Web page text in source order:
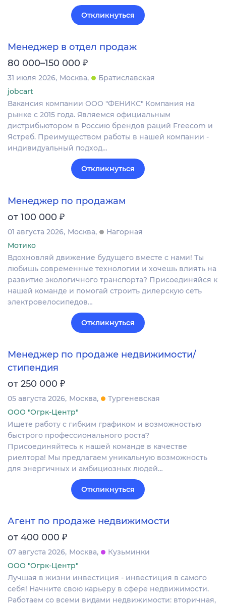
Откликнуться
Менеджер в отдел продаж
80 000–150 000 ₽
31 июля 2026 Москва
Братиславская
jobcart
Вакансия компании ООО "ФЕНИКС" Компания на
рынке с 2015 года. Являемся официальным
дистрибьютором в Россию брендов раций Freecom и
Ястреб. Преимуществом работы в нашей компании -
индивидуальный подход…
Откликнуться
Менеджер по продажам
от 100 000 ₽
01 августа 2026 Москва
Нагорная
Мотико
Вдохновляй движение будущего вместе с нами! Ты
любишь современные технологии и хочешь влиять на
развитие экологичного транспорта? Присоединяйся к
нашей команде и помогай строить дилерскую сеть
электровелосипедов…
Откликнуться
Менеджер по продаже недвижимости/
стипендия
от 250 000 ₽
05 августа 2026 Москва
Тургеневская
ООО "Огрк-Центр"
Ищете работу с гибким графиком и возможностью
быстрого профессионального роста?
Присоединяйтесь к нашей команде в качестве
риелтора! Мы предлагаем уникальную возможность
для энергичных и амбициозных людей…
Откликнуться
Агент по продаже недвижимости
от 400 000 ₽
07 августа 2026 Москва
Кузьминки
ООО "Огрк-Центр"
Лучшая в жизни инвестиция - инвестиция в самого
себя! Начните свою карьеру в сфере недвижимости.
Работаем со всеми видами недвижимости: вторичная,